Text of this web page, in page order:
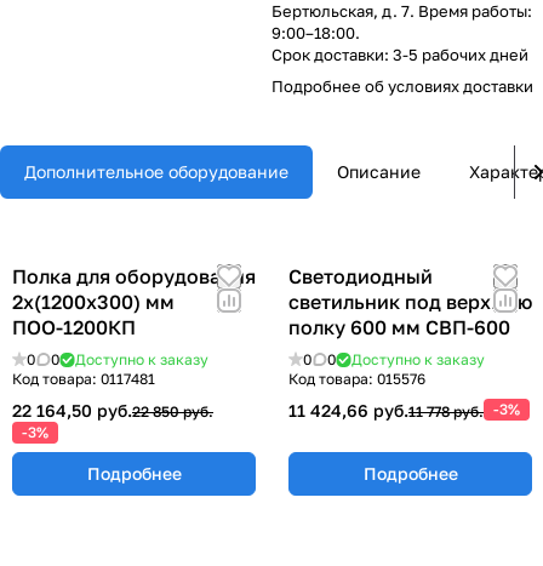
Бертюльская, д. 7. Время работы:
9:00–18:00.
Срок доставки: 3-5 рабочих дней
Подробнее обусловиях доставки
Дополнительное оборудование Описание
Полка для оборудования
2х(1200х300) мм
ПОО-1200КП
0 0
Доступно к заказу
Код товара: 0117481
22 164,50 руб.22 850 руб.
-3%
Подробнее
Светодиодный
светильник под верхнюю
полку 600 мм СВП-600
0 0
Доступно к заказу
Код товара: 015576
11 424,66 руб.11 778 руб. -3%
Подробнее